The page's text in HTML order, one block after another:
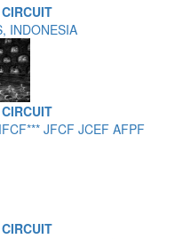
INDONESIA
JFCF JCEF AFPF